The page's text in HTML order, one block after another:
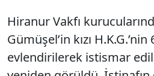
Hiranur Vakfı
Gümüşel’in kızı H.K.G.’nin
evlendirilerek istismar